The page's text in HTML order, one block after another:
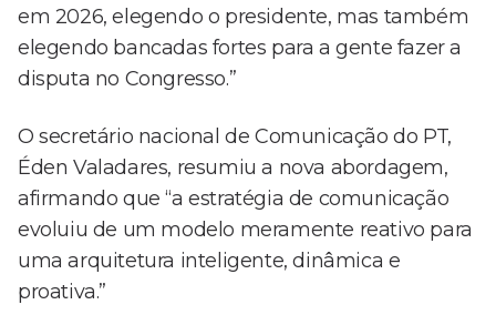
em 2026, elegendo o presidente, mas também
elegendo bancadas fortes para a gente fazer a
disputa no Congresso.”
O secretário nacional de Comunicação do PT,
Éden Valadares, resumiu a nova abordagem,
afirmando que “a estratégia de comunicação
evoluiu de um modelo meramente reativo para
uma arquitetura inteligente, dinâmica e
proativa.”